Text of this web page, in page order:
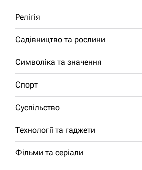
Релігія
Садівництво та рослини
Символіка та значення
Спорт
Суспільство
Технології та гаджети
Фільми та серіали